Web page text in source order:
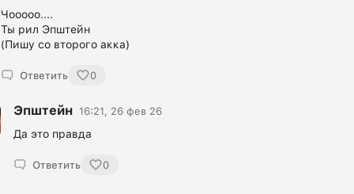
Чооооо....
Ты рил Эпштейн
(Пишу со второго акка)
Ответить 0
Эпштейн 16:21, 26 фев 26
Да это правда
Ответить 0